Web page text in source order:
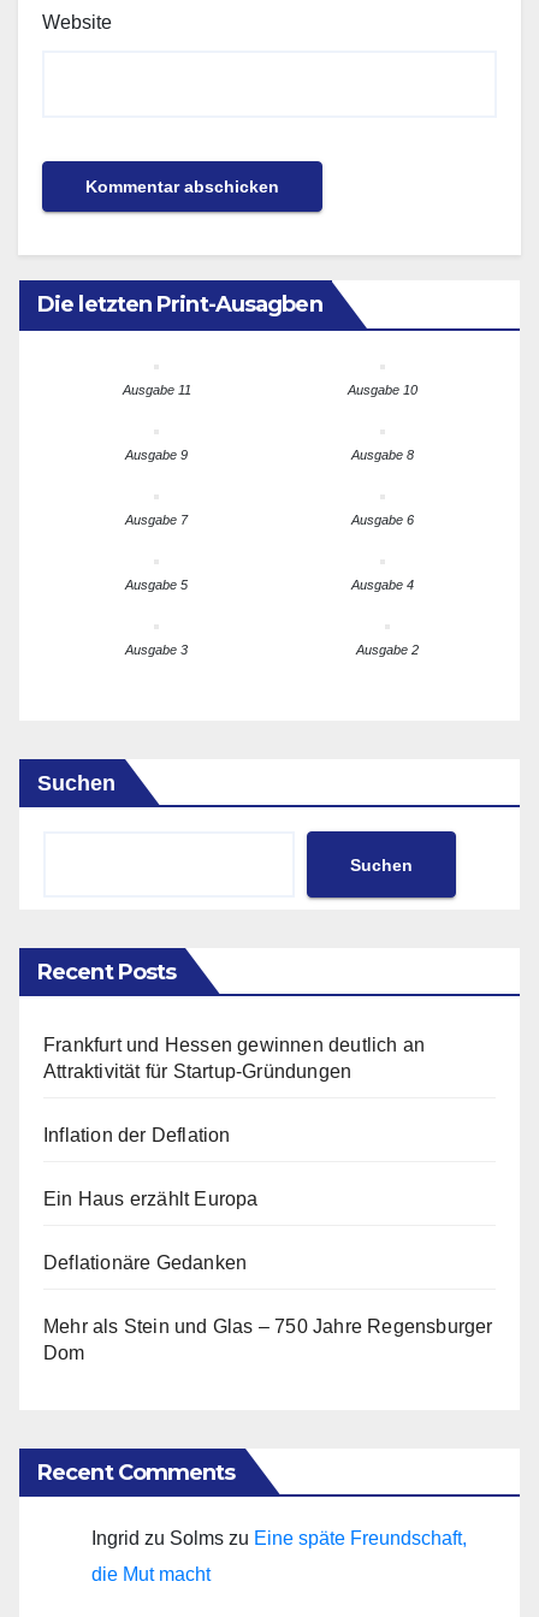
Website
Die letzten Print-Ausagben
Ausgabe 11 Ausgabe 10
Ausgabe 9 Ausgabe 8
Ausgabe 7 Ausgabe 6
Ausgabe 5 Ausgabe 4
Ausgabe 3 Ausgabe 2
Suchen
Suchen
Recent Posts
Frankfurt und Hessen gewinnen deutlich an
Attraktivität für Startup-Gründungen
Inflation der Deflation
Ein Haus erzählt Europa
Deflationäre Gedanken
Mehr als Stein und Glas – 750 Jahre Regensburger
Dom
Recent Comments
Ingrid zu Solms zu Eine späte Freundschaft,
die Mut macht